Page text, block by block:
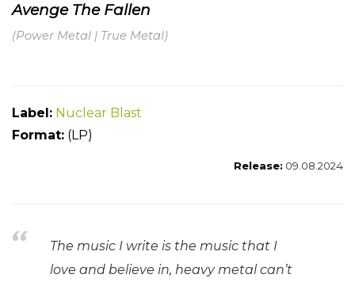
Avenge The Fallen
(Power Metal | True Metal)
Label: Nuclear Blast
Format: (LP)
Release: 09.08.2024
The music I write is the music that I
love and believe in, heavy metal can’t